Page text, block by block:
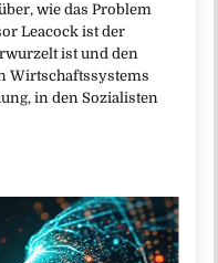
wie das Problem
Leacock ist der
ist und den
Wirtschaftssystems
in den Sozialisten